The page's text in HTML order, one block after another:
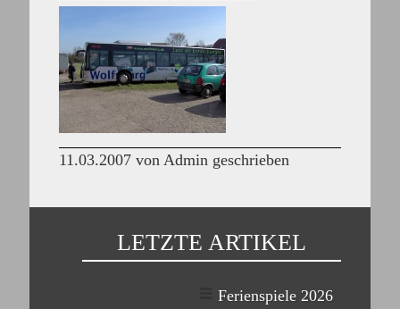
11.03.2007 von Admin geschrieben
LETZTE ARTIKEL
Ferienspiele 2026